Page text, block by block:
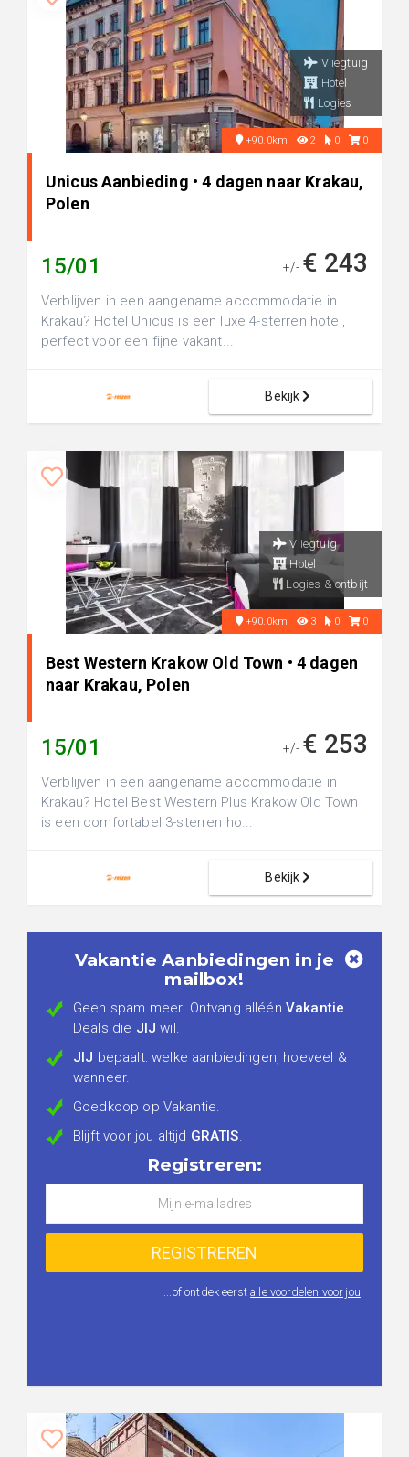
Vliegtuig
Hotel
Logies
+90.0km 2 0 0
Unicus Aanbieding • 4 dagen naar Krakau,
Polen
15/01 +/- € 243
Verblijven in een aangename accommodatie in
Krakau? Hotel Unicus is een luxe 4-sterren hotel,
perfect voor een fijne vakant...
Bekijk
Vliegtuig
Hotel
Logies & ontbijt
+90.0km 3 0 0
Best Western Krakow Old Town • 4 dagen
naar Krakau, Polen
15/01 +/- € 253
Verblijven in een aangename accommodatie in
Krakau? Hotel Best Western Plus Krakow Old Town
is een comfortabel 3-sterren ho...
Bekijk
Vakantie Aanbiedingen in je
mailbox!
Geen spam meer. Ontvang alléén Vakantie
Deals die JIJ wil.
JIJ bepaalt: welke aanbiedingen, hoeveel &
wanneer.
Goedkoop op Vakantie.
Blijft voor jou altijd GRATIS.
Registreren:
...of ontdek eerstalle voordelen voor jou.